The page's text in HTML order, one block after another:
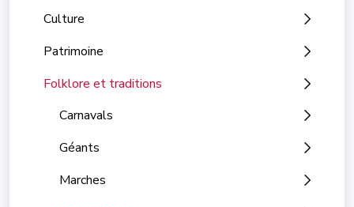
Culture
Patrimoine
Folklore et traditions
Carnavals
Géants
Marches